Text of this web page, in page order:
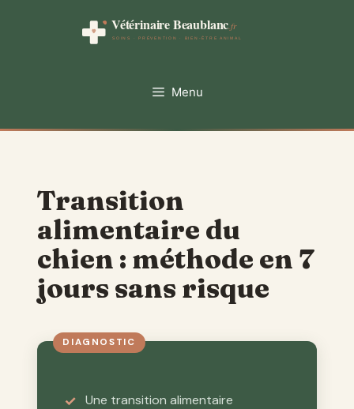
Menu
Transition
alimentaire du
chien : méthode en 7
jours sans risque
Une transition alimentaire